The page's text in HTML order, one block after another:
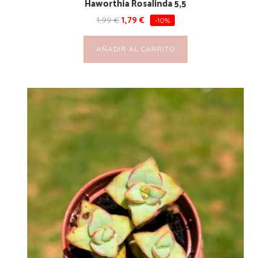
1,99€ 1,79 € -10%
AÑADIR AL CARRITO